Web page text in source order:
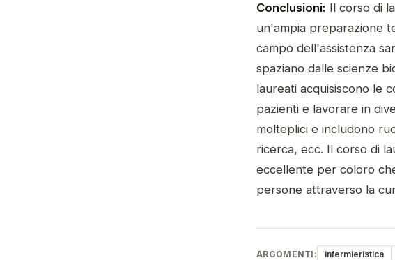
Conclusioni: Il corso di
un'ampia preparazione
campo dell'assistenza
spaziano dalle scienze
laureati acquisiscono le
pazienti e lavorare in
molteplici e includono
ricerca, ecc. Il corso di
eccellente per coloro
persone attraverso la
ARGOMENTI: infermieristica